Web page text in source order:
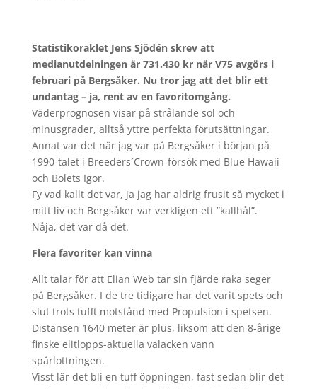
Statistikoraklet Jens Sjödén skrev att
medianutdelningen är 731.430 kr när V75 avgörs i
februari på Bergsåker. Nu tror jag att det blir ett
undantag – ja, rent av en favoritomgång.
Väderprognosen visar på strålande sol och
minusgrader, alltså yttre perfekta förutsättningar.
Annat var det när jag var på Bergsåker i början på
1990-talet i Breeders´Crown-försök med Blue Hawaii
och Bolets Igor.
Fy vad kallt det var, ja jag har aldrig frusit så mycket i
mitt liv och Bergsåker var verkligen ett ”kallhål”.
Nåja, det var då det.
Flera favoriter kan vinna
Allt talar för att Elian Web tar sin fjärde raka seger
på Bergsåker. I de tre tidigare har det varit spets och
slut trots tufft motstånd med Propulsion i spetsen.
Distansen 1640 meter är plus, liksom att den 8-årige
finske elitlopps-aktuella valacken vann
spårlottningen.
Visst lär det bli en tuff öppningen, fast sedan blir det